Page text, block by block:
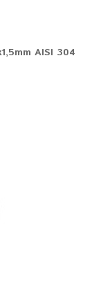
AISI 304